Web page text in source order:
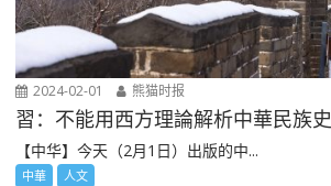
2024-02-01 熊猫时报
習：不能用西方理論解析中華民族史
【中华】今天（2月1日）出版的中...
中華 人文